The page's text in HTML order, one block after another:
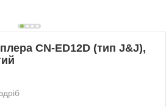
CN-ED12D (тип J&J),